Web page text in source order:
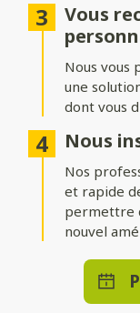
Ajoutez des stores
intégrez un
un bénéficier d’un
Vous
Nous vous
une
dont vous
Nous
Nos
et rapide
permettre
nouvel